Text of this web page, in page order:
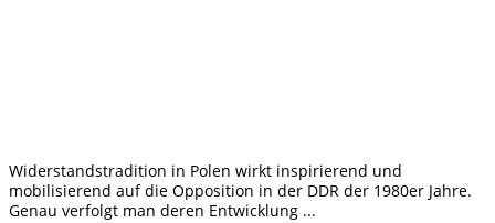
Widerstandstradition in Polen wirkt inspirierend und
mobilisierend auf die Opposition in der DDR der 1980er Jahre.
Genau verfolgt man deren Entwicklung ...